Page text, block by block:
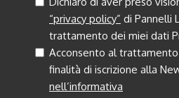
“privacy policy” di Pannelli
trattamento dei miei dati
Acconsento al
finalità di iscrizione alla
nell’informativa